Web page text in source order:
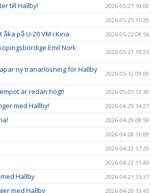
till Hallby! 2026-05-27 10:00
2026-05-25 15:29
på U-20 VM i Kina 2026-05-22 08:56
Emil Nork
2026-05-21 19:25
ny tränarlösning för Hallby
2026-05-12 09:00
är redan högt! 2026-05-05 13:30
med Hallby! 2026-04-29 14:27
2026-04-29 08:59
2026-04-28 16:09
2026-04-22 17:29
2026-04-22 11:43
Hallby 2026-04-21 15:37
med Hallby 2026-04-20 13:45